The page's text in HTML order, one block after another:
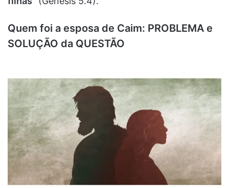
Quem foi a esposa de Caim: PROBLEMA e
SOLUÇÃO da QUESTÃO